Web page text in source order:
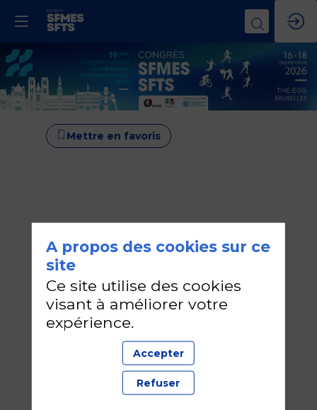
Mettre en favoris
A propos des cookies sur ce
site
Ce site utilise des cookies
visant à améliorer votre
expérience.
Accepter
Refuser